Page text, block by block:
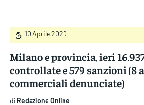
10 Aprile 2020
Milano e provincia, ieri
controllate e 579 sanzioni (8
commerciali denunciate)
di Redazione Online